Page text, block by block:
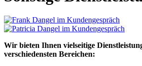
Wir bieten Ihnen vielseitige
verschiedensten Bereichen: